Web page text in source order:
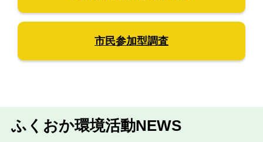
市民参加型調査
ふくおか環境活動NEWS